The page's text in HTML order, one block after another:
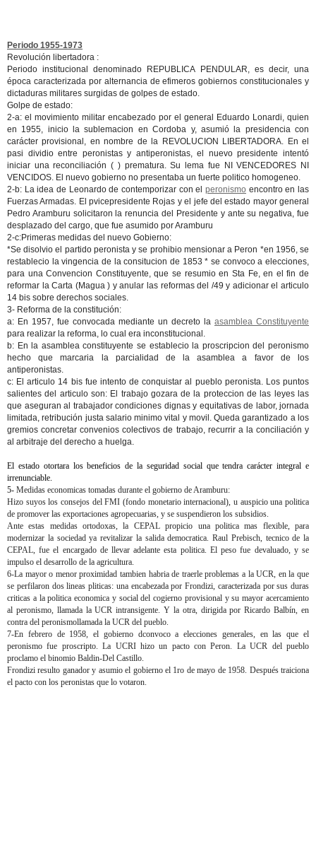
Periodo 1955-1973
Revolución libertadora :
Periodo institucional denominado REPUBLICA PENDULAR, es decir, una
época caracterizada por alternancia de efimeros gobiernos constitucionales y
dictaduras militares surgidas de golpes de estado.
Golpe de estado:
2-a: el movimiento militar encabezado por el general Eduardo Lonardi, quien
en 1955, inicio la sublemacion en Cordoba y, asumió la presidencia con
carácter provisional, en nombre de la REVOLUCION LIBERTADORA. En el
pasi dividio entre peronistas y antiperonistas, el nuevo presidente intentó
iniciar una reconciliación ( ) prematura. Su lema fue NI VENCEDORES NI
VENCIDOS. El nuevo gobierno no presentaba un fuerte politico homogeneo.
2-b: La idea de Leonardo de contemporizar con el peronismo encontro en las
Fuerzas Armadas. El pvicepresidente Rojas y el jefe del estado mayor general
Pedro Aramburu solicitaron la renuncia del Presidente y ante su negativa, fue
desplazado del cargo, que fue asumido por Aramburu
2-c:Primeras medidas del nuevo Gobierno:
*Se disolvio el partido peronista y se prohibio mensionar a Peron *en 1956, se
restablecio la vingencia de la consitucion de 1853 * se convoco a elecciones,
para una Convencion Constituyente, que se resumio en Sta Fe, en el fin de
reformar la Carta (Magua ) y anular las reformas del /49 y adicionar el articulo
14 bis sobre derechos sociales.
3- Reforma de la constitución:
a: En 1957, fue convocada mediante un decreto la asamblea Constituyente
para realizar la reforma, lo cual era inconstitucional.
b: En la asamblea constituyente se establecio la proscripcion del peronismo
hecho que marcaria la parcialidad de la asamblea a favor de los
antiperonistas.
c: El articulo 14 bis fue intento de conquistar al pueblo peronista. Los puntos
salientes del articulo son: El trabajo gozara de la proteccion de las leyes las
que aseguran al trabajador condiciones dignas y equitativas de labor, jornada
limitada, retribución justa salario minimo vital y movil. Queda garantizado a los
gremios concretar convenios colectivos de trabajo, recurrir a la conciliación y
al arbitraje del derecho a huelga.
El estado otortara los beneficios de la seguridad social que tendra carácter integral e
irrenunciable.
5- Medidas economicas tomadas durante el gobierno de Aramburu:
Hizo suyos los consejos del FMI (fondo monetario internacional), u auspicio una politica
de promover las exportaciones agropecuarias, y se suspendieron los subsidios.
Ante estas medidas ortodoxas, la CEPAL propicio una politica mas flexible, para
modernizar la sociedad ya revitalizar la salida democratica. Raul Prebisch, tecnico de la
CEPAL, fue el encargado de llevar adelante esta politica. El peso fue devaluado, y se
impulso el desarrollo de la agricultura.
6-La mayor o menor proximidad tambien habria de traerle problemas a la UCR, en la que
se perfilaron dos lineas pliticas: una encabezada por Frondizi, caracterizada por sus duras
criticas a la politica economica y social del cogierno provisional y su mayor acercamiento
al peronismo, llamada la UCR intransigente. Y la otra, dirigida por Ricardo Balbín, en
contra del peronismollamada la UCR del pueblo.
7-En febrero de 1958, el gobierno dconvoco a elecciones generales, en las que el
peronismo fue proscripto. La UCRI hizo un pacto con Peron. La UCR del pueblo
proclamo el binomio Baldin-Del Castillo.
Frondizi resulto ganador y asumio el gobierno el 1ro de mayo de 1958. Después traiciona
el pacto con los peronistas que lo votaron.